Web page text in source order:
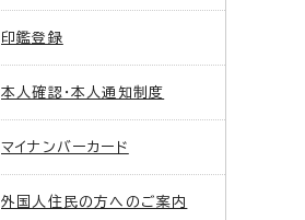
印鑑登録
本人確認・本人通知制度
マイナンバーカード
外国人住民の方へのご案内